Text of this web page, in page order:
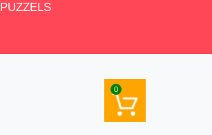
PUZZELS
0